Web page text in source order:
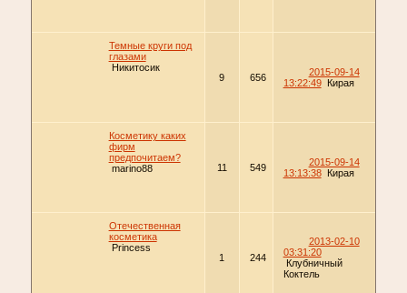
Темные круги под
глазами
Никитосик
9
656
2015-09-14
13:22:49
Кирая
Косметику каких
фирм
предпочитаем?
marino88
11 549
2015-09-14
13:13:38
Кирая
Отечественная
косметика
Princess
1
244
2013-02-10
03:31:20
Клубничный
Коктель